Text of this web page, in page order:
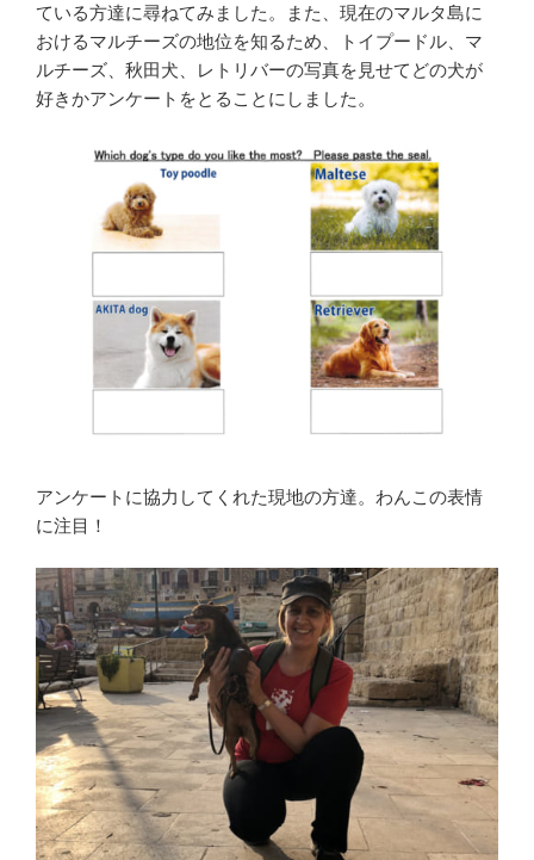
ている方達に尋ねてみました。また、現在のマルタ島に
おけるマルチーズの地位を知るため、トイプードル、マ
ルチーズ、秋田犬、レトリバーの写真を見せてどの犬が
好きかアンケートをとることにしました。
アンケートに協力してくれた現地の方達。わんこの表情
に注目！